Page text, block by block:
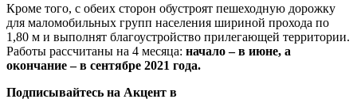
Кроме того, с обеих сторон обустроят пешеходную дорожку
для маломобильных групп населения шириной прохода по
1,80 м и выполнят благоустройство прилегающей территории.
Работы рассчитаны на 4 месяца: начало – в июне, а
окончание – в сентябре 2021 года.
Подписывайтесь на Акцент в